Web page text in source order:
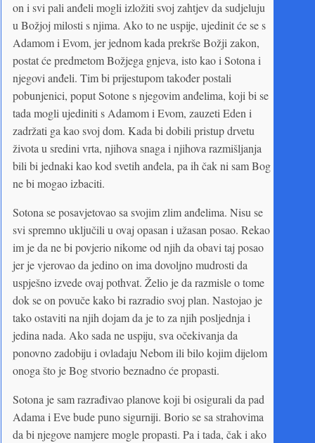
on i svi pali anđeli mogli izložiti svoj zahtjev da sudjeluju
u Božjoj milosti s njima. Ako to ne uspije, ujedinit će se s
Adamom i Evom, jer jednom kada prekrše Božji zakon,
postat će predmetom Božjega gnjeva, isto kao i Sotona i
njegovi anđeli. Tim bi prijestupom također postali
pobunjenici, poput Sotone s njegovim anđelima, koji bi se
tada mogli ujediniti s Adamom i Evom, zauzeti Eden i
zadržati ga kao svoj dom. Kada bi dobili pristup drvetu
života u sredini vrta, njihova snaga i njihova razmišljanja
bili bi jednaki kao kod svetih anđela, pa ih čak ni sam Bog
ne bi mogao izbaciti.
Sotona se posavjetovao sa svojim zlim anđelima. Nisu se
svi spremno uključili u ovaj opasan i užasan posao. Rekao
im je da ne bi povjerio nikome od njih da obavi taj posao
jer je vjerovao da jedino on ima dovoljno mudrosti da
uspješno izvede ovaj pothvat. Želio je da razmisle o tome
dok se on povuče kako bi razradio svoj plan. Nastojao je
tako ostaviti na njih dojam da je to za njih posljednja i
jedina nada. Ako sada ne uspiju, sva očekivanja da
ponovno zadobiju i ovladaju Nebom ili bilo kojim dijelom
onoga što je Bog stvorio beznadno će propasti.
Sotona je sam razrađivao planove koji bi osigurali da pad
Adama i Eve bude puno sigurniji. Borio se sa strahovima
da bi njegove namjere mogle propasti. Pa i tada, čak i ako